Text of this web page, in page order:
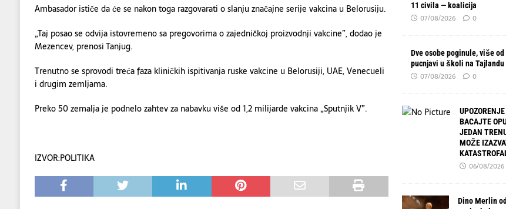
Ambasador ističe da će se nakon toga razgovarati o slanju značajne serije vakcina u Belorusiju.
„Taj posao se odvija istovremeno sa pregovorima o zajedničkoj proizvodnji vakcine”, dodao je
Mezencev, prenosi Tanjug.
Trenutno se sprovodi treća faza kliničkih ispitivanja ruske vakcine u Belorusiji, UAE, Venecueli
i drugim zemljama.
Preko 50 zemalja je podnelo zahtev za nabavku više od 1,2 milijarde vakcina „Sputnjik V”.
IZVOR:POLITIKA
11 civila — koalicija
07/08/2026 0
Dve osobe poginule, više
pucnjavi u školi na
07/08/2026 0
BACAJTE
JEDAN
MOŽE
06/08/2026
Dino Merlin